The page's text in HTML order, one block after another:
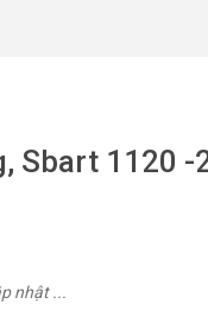
Sbart 1120 -
nhật ...